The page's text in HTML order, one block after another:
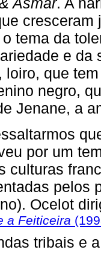
tema da
e da
loiro, que
negro,
Jenane, a
por um
culturas
pelos
Ocelot
a Feiticeira
tribais e